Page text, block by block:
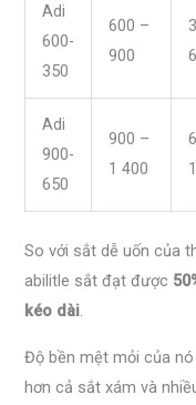
Adi
600-
350
600 –
900
Adi
900-
650
900 –
1 400
So với sắt dễ uốn của
abilitle sắt đạt được
kéo dài.
Độ bền mệt mỏi của
hơn cả sắt xám và